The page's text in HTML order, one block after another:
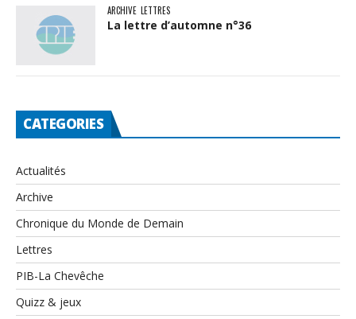
ARCHIVE LETTRES
La lettre d’automne n°36
CATEGORIES
Actualités
Archive
Chronique du Monde de Demain
Lettres
PIB-La Chevêche
Quizz & jeux